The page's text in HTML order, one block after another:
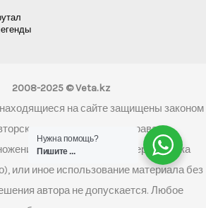
2008-2025 © Veta.kz
на сайте защищены законом
праве и смежных правах»
распространение, перепечатка
или иное использование материала без
автора не допускается. Любое
Нужна помощь?
Пишите ...